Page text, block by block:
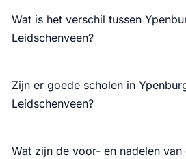
Wat is het verschil tussen
Leidschenveen?
Zijn er goede scholen in
Leidschenveen?
Wat zijn de voor- en nadelen van